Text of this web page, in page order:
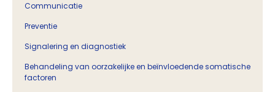
Communicatie
Preventie
Signalering en diagnostiek
Behandeling van oorzakelijke en beïnvloedende somatische
factoren